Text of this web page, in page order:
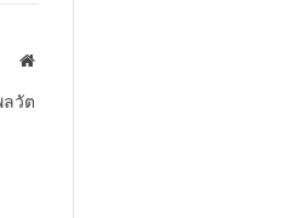
Website
ลวัต